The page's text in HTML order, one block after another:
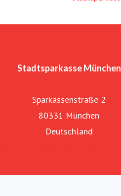
Stadtsparkasse München
Sparkassenstraße 2
80331 München
Deutschland